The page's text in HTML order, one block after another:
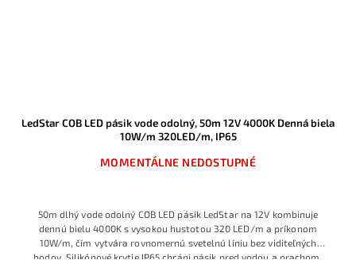
LedStar COB LED pásik vode odolný, 50m 12V 4000K Denná biela
10W/m 320LED/m, IP65
MOMENTÁLNE NEDOSTUPNÉ
50m dlhý vode odolný COB LED pásik LedStar na 12V kombinuje
dennú bielu 4000K s vysokou hustotou 320 LED/m a príkonom
10W/m, čím vytvára rovnomernú svetelnú líniu bez viditeľných
bodov. Silikónové krytie IP65 chráni pásik pred vodou a prachom,